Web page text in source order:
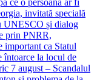
ce o persoană ar fi
invitată specială
UNESCO și dialog
prin PNRR,
important ca Statul
întoarce la locul de
7 august – Scandalul